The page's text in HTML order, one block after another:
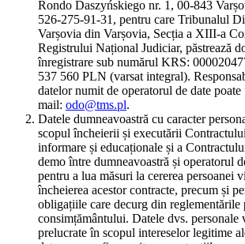
Rondo Daszyńskiego nr. 1, 00-843
526-275-91-31, pentru care Tribunalul
Varșovia din Varșovia, Secția a XIII-a
Registrului Național Judiciar, păstrează
înregistrare sub numărul KRS:
537 560 PLN (varsat integral).
datelor numit de operatorul de date
mail: odo@tms.pl.
Datele dumneavoastră cu caracter
scopul încheierii și executării
informare și educaționale și a
demo între dumneavoastră și operatorul
pentru a lua măsuri la cererea persoanei
încheierea acestor contracte, precum și
obligațiile care decurg din reglementările
consimțământului. Datele dvs. personale
prelucrate în scopul intereselor legitime